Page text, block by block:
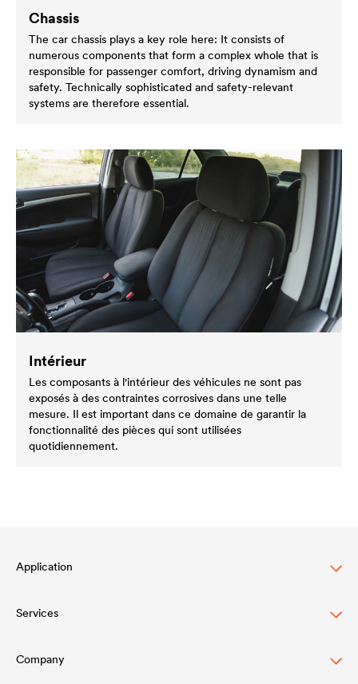
Chassis
The car chassis plays a key role here: It consists of
numerous components that form a complex whole that is
responsible for passenger comfort, driving dynamism and
safety. Technically sophisticated and safety-relevant
systems are therefore essential.
Intérieur
Les composants à l'intérieur des véhicules ne sont pas
exposés à des contraintes corrosives dans une telle
mesure. Il est important dans ce domaine de garantir la
fonctionnalité des pièces qui sont utilisées
quotidiennement.
Application
Lasure pour bois
Agriculture
Services
Téléchargement
Company